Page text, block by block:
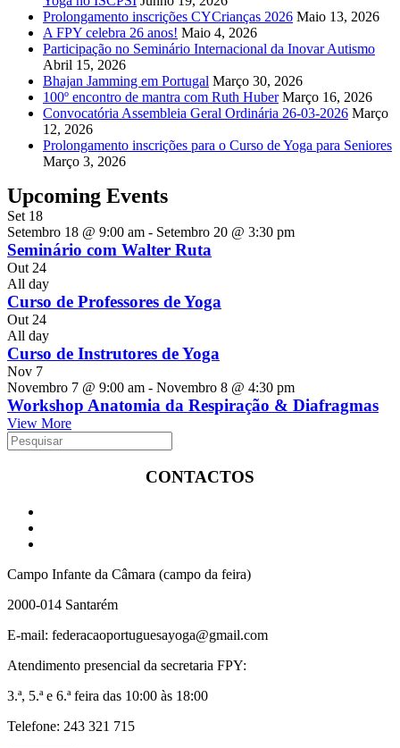
Prolongamento inscrições CYCrianças 2026 Maio 13, 2026
A FPY celebra 26 anos! Maio 4, 2026
Participação no Seminário Internacional da Inovar Autismo
Abril 15, 2026
Bhajan Jamming em Portugal Março 30, 2026
100º encontro de mantra com Ruth Huber Março 16, 2026
Convocatória Assembleia Geral Ordinária 26-03-2026 Março
12, 2026
Prolongamento inscrições para o Curso de Yoga para Seniores
Março 3, 2026
Upcoming Events
Set 18
Setembro 18 @ 9:00 am - Setembro 20 @ 3:30 pm
Seminário com Walter Ruta
Out 24
All day
Curso de Professores de Yoga
Out 24
All day
Curso de Instrutores de Yoga
Nov 7
Novembro 7 @ 9:00 am - Novembro 8 @ 4:30 pm
Workshop Anatomia da Respiração & Diafragmas
View More
CONTACTOS
Campo Infante da Câmara (campo da feira)
2000-014 Santarém
E-mail: federacaoportuguesayoga@gmail.com
Atendimento presencial da secretaria FPY:
3.ª, 5.ª e 6.ª feira das 10:00 às 18:00
Telefone: 243 321 715